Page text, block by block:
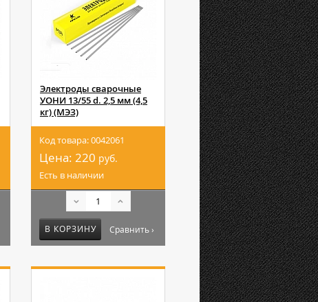
Электроды сварочные
УОНИ 13/55 d. 2,5 мм (4,5
кг) (МЭЗ)
Код товара: 0042061
Цена: 220 руб.
Есть в наличии
В КОРЗИНУ Сравнить ›